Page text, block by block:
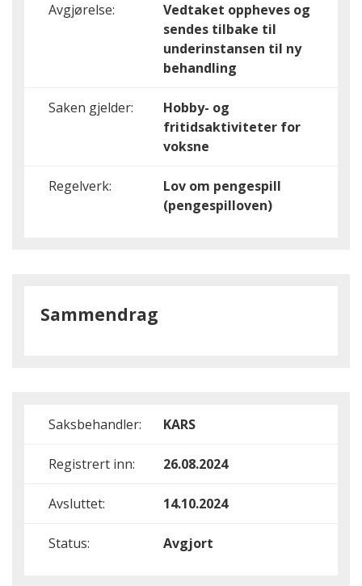
Avgjørelse:
Vedtaket oppheves og
sendes tilbake til
underinstansen til ny
behandling
Saken gjelder:
Hobby- og
fritidsaktiviteter for
voksne
Regelverk:
Lov om pengespill
(pengespilloven)
Sammendrag
Saksbehandler: KARS
Registrert inn: 26.08.2024
Avsluttet: 14.10.2024
Status: Avgjort